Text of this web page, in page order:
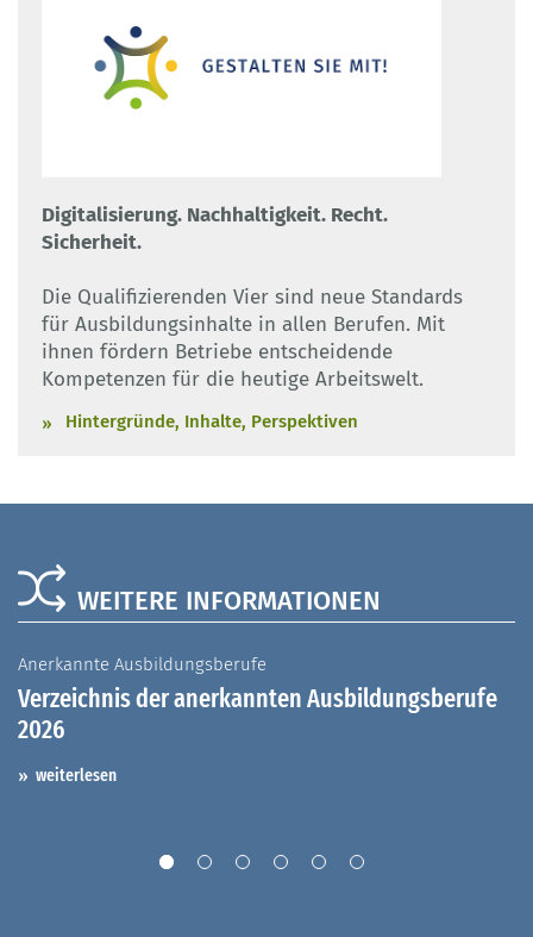
Digitalisierung. Nachhaltigkeit. Recht.
Sicherheit.
Die Qualifizierenden Vier sind neue Standards
für Ausbildungsinhalte in allen Berufen. Mit
ihnen fördern Betriebe entscheidende
Kompetenzen für die heutige Arbeitswelt.
Hintergründe, Inhalte, Perspektiven
WEITERE INFORMATIONEN
Anerkannte Ausbildungsberufe
Verzeichnis der anerkannten Ausbildungsberufe
2026
weiterlesen